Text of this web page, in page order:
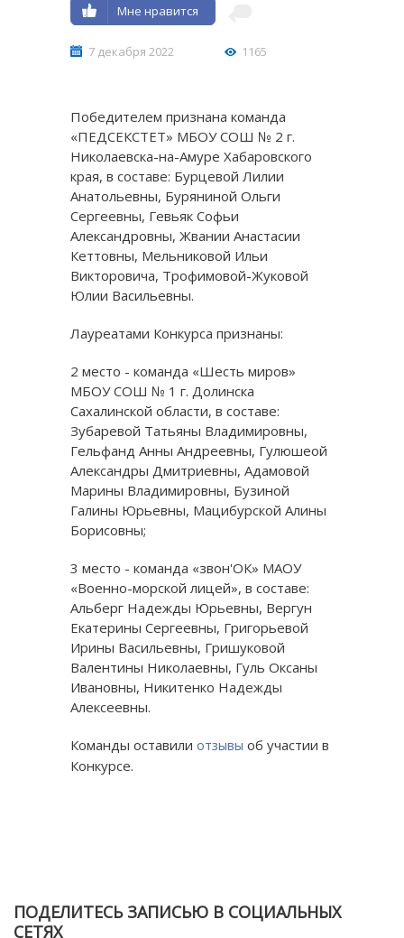
Мне нравится
7 декабря 2022 1165
Победителем признана команда
«ПЕДСЕКСТЕТ» МБОУ СОШ № 2 г.
Николаевска-на-Амуре Хабаровского
края, в составе: Бурцевой Лилии
Анатольевны, Буряниной Ольги
Сергеевны, Гевьяк Софьи
Александровны, Жвании Анастасии
Кеттовны, Мельниковой Ильи
Викторовича, Трофимовой-Жуковой
Юлии Васильевны.
Лауреатами Конкурса признаны:
2 место - команда «Шесть миров»
МБОУ СОШ № 1 г. Долинска
Сахалинской области, в составе:
Зубаревой Татьяны Владимировны,
Гельфанд Анны Андреевны, Гулюшеой
Александры Дмитриевны, Адамовой
Марины Владимировны, Бузиной
Галины Юрьевны, Мацибурской Алины
Борисовны;
3 место - команда «звон'ОК» МАОУ
«Военно-морской лицей», в составе:
Альберг Надежды Юрьевны, Вергун
Екатерины Сергеевны, Григорьевой
Ирины Васильевны, Гришуковой
Валентины Николаевны, Гуль Оксаны
Ивановны, Никитенко Надежды
Алексеевны.
Команды оставили отзывы об участии в
Конкурсе.
ПОДЕЛИТЕСЬ ЗАПИСЬЮ В СОЦИАЛЬНЫХ
СЕТЯХ